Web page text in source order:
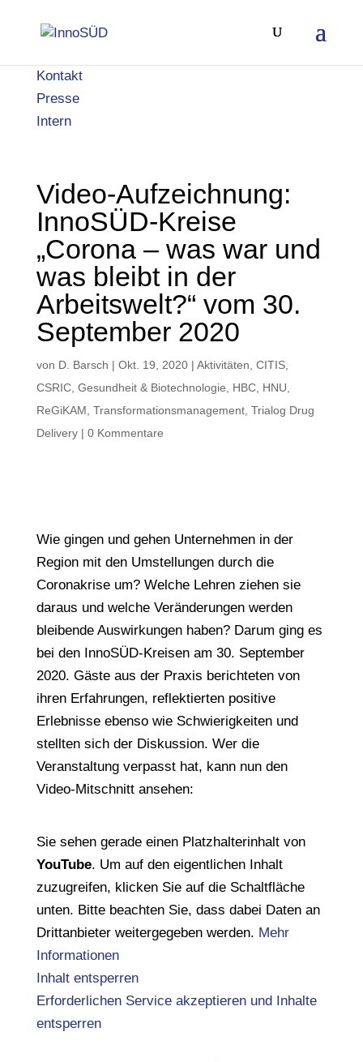
Kontakt
Presse
Intern
Video-Aufzeichnung:
InnoSÜD-Kreise
„Corona – was war und
was bleibt in der
Arbeitswelt?“ vom 30.
September 2020
von D. Barsch | Okt. 19, 2020| Aktivitäten CITIS,
CSRIC, Gesundheit & Biotechnologie HBC, HNU
ReGiKAM Transformationsmanagement, Trialog Drug
Delivery| 0 Kommentare
Wie gingen und gehen Unternehmen in der
Region mit den Umstellungen durch die
Coronakrise um? Welche Lehren ziehen sie
daraus und welche Veränderungen werden
bleibende Auswirkungen haben? Darum ging es
bei den InnoSÜD-Kreisen am 30. September
2020. Gäste aus der Praxis berichteten von
ihren Erfahrungen, reflektierten positive
Erlebnisse ebenso wie Schwierigkeiten und
stellten sich der Diskussion. Wer die
Veranstaltung verpasst hat, kann nun den
Video-Mitschnitt ansehen:
Sie sehen gerade einen Platzhalterinhalt von
YouTube. Um auf den eigentlichen Inhalt
zuzugreifen, klicken Sie auf die Schaltfläche
unten. Bitte beachten Sie, dass dabei Daten an
Drittanbieter weitergegeben werden. Mehr
Informationen
Inhalt entsperren
Erforderlichen Service akzeptieren und Inhalte
entsperren